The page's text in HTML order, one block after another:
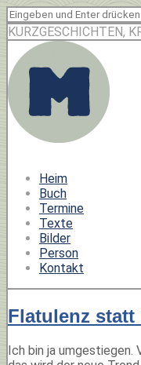
KURZGESCHICHTEN,
Heim
Buch
Termine
Texte
Bilder
Person
Kontakt
Flatulenz statt
Ich bin ja umgestiegen.